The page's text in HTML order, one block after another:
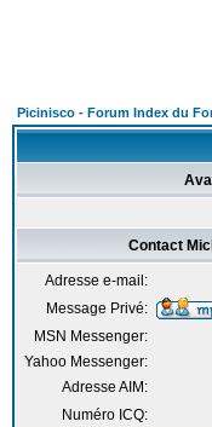
Picinisco - Forum Index du
Contact
Adresse e-mail:
Message Privé:
MSN Messenger:
Yahoo Messenger:
Adresse AIM:
Numéro ICQ: